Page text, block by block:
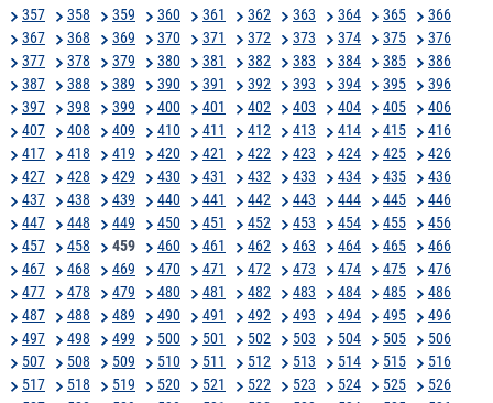
357
358 359 360 361 362 363 364 365
366
367
368 369 370 371 372 373 374 375
376
377
378 379 380 381 382 383 384 385
386
387
388 389 390 391 392 393 394 395
396
397
398 399 400 401 402 403 404 405
406
407
408 409 410 411 412 413 414 415
416
417
418 419 420 421 422 423 424 425
426
427
428 429 430 431 432 433 434 435
436
437
438 439 440 441 442 443 444 445
446
447
448 449 450 451 452 453 454 455
456
457
458 459 460 461 462 463 464 465
466
467
468 469 470 471 472 473 474 475
476
477
478 479 480 481 482 483 484 485
486
487
488 489 490 491 492 493 494 495
496
497
498 499 500 501 502 503 504 505
506
507
508 509 510 511 512 513 514 515
516
517
518 519 520 521 522 523 524 525
526